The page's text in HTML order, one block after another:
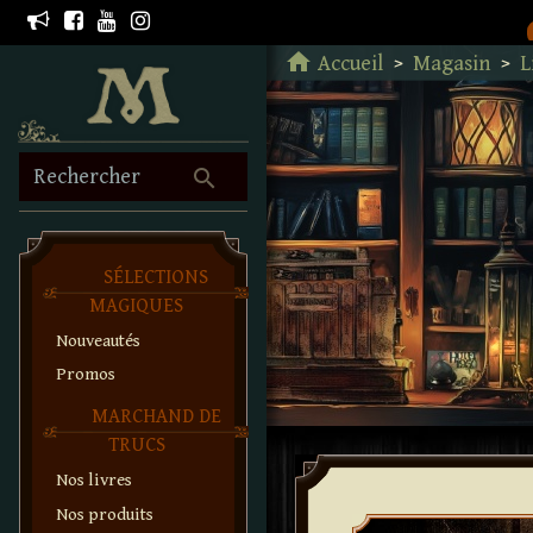
search
Rechercher
SÉLECTIONS
MAGIQUES
Nouveautés
Promos
MARCHAND DE
TRUCS
Nos livres
Nos produits
home Accueil Magasin
Retour à l'accueil